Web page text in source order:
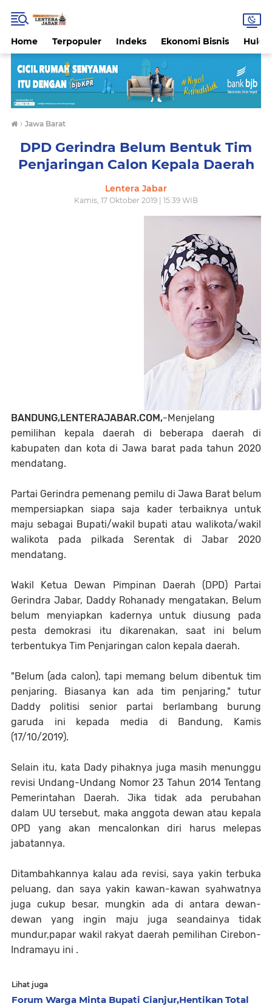
Home Terpopuler Indeks Ekonomi Bisnis
› Jawa Barat
DPD Gerindra Belum Bentuk Tim
Penjaringan Calon Kepala Daerah
Lentera Jabar
Kamis, 17 Oktober 2019 | 15:39 WIB
BANDUNG,LENTERAJABAR.COM,-Menjelang
pemilihan kepala daerah di beberapa daerah di
kabupaten dan kota di Jawa barat pada tahun 2020
mendatang.
Partai Gerindra pemenang pemilu di Jawa Barat belum
mempersiapkan siapa saja kader terbaiknya untuk
maju sebagai Bupati/wakil bupati atau walikota/wakil
walikota pada pilkada Serentak di Jabar 2020
mendatang.
Wakil Ketua Dewan Pimpinan Daerah (DPD) Partai
Gerindra Jabar, Daddy Rohanady mengatakan, Belum
belum menyiapkan kadernya untuk diusung pada
pesta demokrasi itu dikarenakan, saat ini belum
terbentukya Tim Penjaringan calon kepala daerah.
"Belum (ada calon), tapi memang belum dibentuk tim
penjaring. Biasanya kan ada tim penjaring," tutur
Daddy politisi senior partai berlambang burung
garuda ini kepada media di Bandung, Kamis
(17/10/2019).
Selain itu, kata Dady pihaknya juga masih menunggu
revisi Undang-Undang Nomor 23 Tahun 2014 Tentang
Pemerintahan Daerah. Jika tidak ada perubahan
dalam UU tersebut, maka anggota dewan atau kepala
OPD yang akan mencalonkan diri harus melepas
jabatannya.
Ditambahkannya kalau ada revisi, saya yakin terbuka
peluang, dan saya yakin kawan-kawan syahwatnya
juga cukup besar, mungkin ada di antara dewan-
dewan yang ingin maju juga seandainya tidak
mundur,papar wakil rakyat daerah pemilihan Cirebon-
Indramayu ini .
Lihat juga
Forum Warga Minta Bupati Cianjur,Hentikan Total